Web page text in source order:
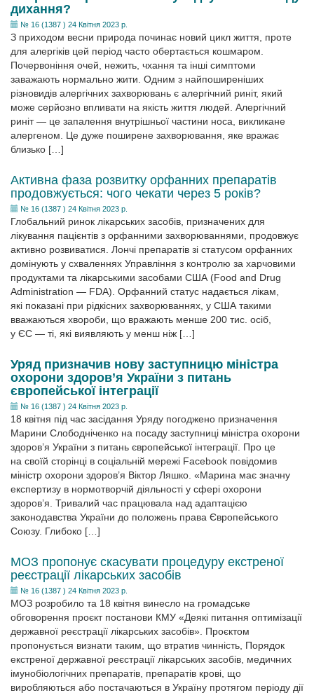
дихання?
№ 16 (1387 ) 24 Квітня 2023 р.
З приходом весни природа починає новий цикл життя, проте
для алергіків цей період часто обертається кошмаром.
Почервоніння очей, нежить, чхання та інші симптоми
заважають нормально жити. Одним з найпоширеніших
різновидів алергічних захворювань є алергічний риніт, який
може серйозно впливати на якість життя людей. Алергічний
риніт — це запалення внутрішньої частини носа, викликане
алергеном. Це дуже поширене захворювання, яке вражає
близько […]
Активна фаза розвитку орфанних препаратів
продовжується: чого чекати через 5 років?
№ 16 (1387 ) 24 Квітня 2023 р.
Глобальний ринок лікарських засобів, призначених для
лікування пацієнтів з орфанними захворюваннями, продовжує
активно розвиватися. Лончі препаратів зі статусом орфанних
домінують у схваленнях Управління з контролю за харчовими
продуктами та лікарськими засобами США (Food and Drug
Administration — FDA). Орфанний статус надається лікам,
які показані при рідкісних захворюваннях, у США такими
вважаються хвороби, що вражають менше 200 тис. осіб,
у ЄС — ті, які виявляють у менш ніж […]
Уряд призначив нову заступницю міністра
охорони здоров’я України з питань
європейської інтеграції
№ 16 (1387 ) 24 Квітня 2023 р.
18 квітня під час засідання Уряду погоджено призначення
Марини Слободніченко на посаду заступниці міністра охорони
здоров’я України з питань європейської інтеграції. Про це
на своїй сторінці в соціальній мережі Facebook повідомив
міністр охорони здоров’я Віктор Ляшко. «Марина має значну
експертизу в нормотворчій діяльності у сфері охорони
здоров’я. Тривалий час працювала над адаптацією
законодавства України до положень права Європейського
Союзу. Глибоко […]
МОЗ пропонує скасувати процедуру екстреної
реєстрації лікарських засобів
№ 16 (1387 ) 24 Квітня 2023 р.
МОЗ розробило та 18 квітня винесло на громадське
обговорення проєкт постанови КМУ «Деякі питання оптимізації
державної реєстрації лікарських засобів». Проєктом
пропонується визнати таким, що втратив чинність, Порядок
екстреної державної реєстрації лікарських засобів, медичних
імунобіологічних препаратів, препаратів крові, що
виробляються або постачаються в Україну протягом періоду дії